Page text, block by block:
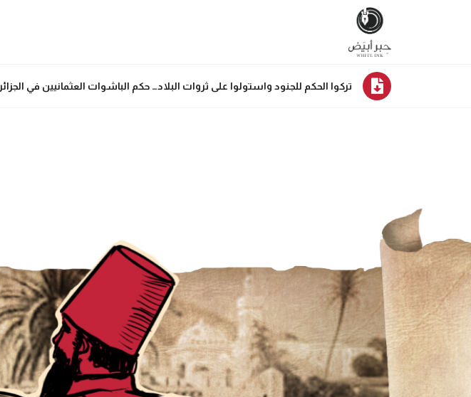
تركوا الحكم للجنود واستولوا على ثروات البلاد… حكم الباشوات العثمانيين في الجزائر